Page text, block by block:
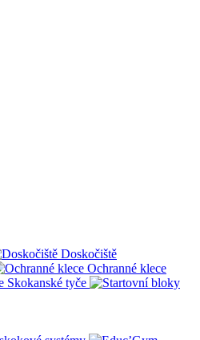
Doskočiště
Ochranné klece
Skokanské tyče